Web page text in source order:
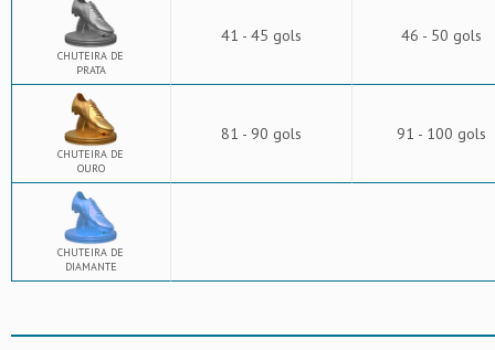
CHUTEIRA DE
PRATA
41 - 45 gols 46 - 50 gols
CHUTEIRA DE
OURO
81 - 90 gols 91 - 100 gols
CHUTEIRA DE
DIAMANTE